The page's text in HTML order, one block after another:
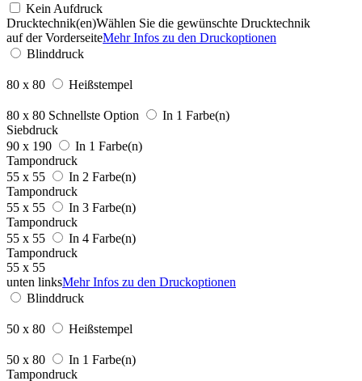
Kein Aufdruck
Drucktechnik(en)Wählen Sie die gewünschte Drucktechnik
auf der VorderseiteMehr Infos zu den Druckoptionen
Blinddruck
80 x 80 Heißstempel
80 x 80 Schnellste Option
In 1 Farbe(n)
Siebdruck
90 x 190
In 1 Farbe(n)
Tampondruck
55 x 55
In 2 Farbe(n)
Tampondruck
55 x 55
In 3 Farbe(n)
Tampondruck
55 x 55
In 4 Farbe(n)
Tampondruck
55 x 55
unten linksMehr Infos zu den Druckoptionen
Blinddruck
50 x 80 Heißstempel
50 x 80
In 1 Farbe(n)
Tampondruck